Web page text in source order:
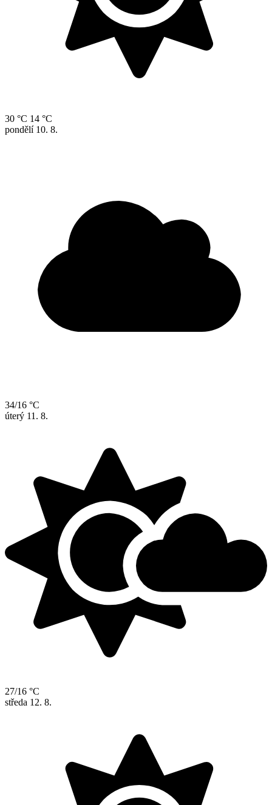
30 °C 14 °C
pondělí 10. 8.
34/16 °C
úterý 11. 8.
27/16 °C
středa 12. 8.